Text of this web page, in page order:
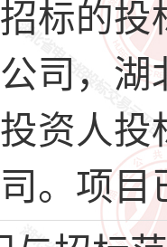
标的
司，
资人
。项